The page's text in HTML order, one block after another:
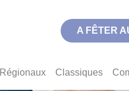
A FÊTER
Régionaux Classiques